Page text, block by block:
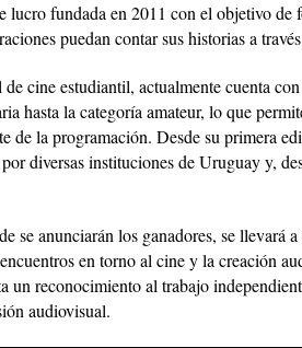
lucro fundada en 2011 con el objetivo
puedan contar sus historias a
cine estudiantil, actualmente cuenta
hasta la categoría amateur, lo que
de la programación. Desde su primera
diversas instituciones de Uruguay y,
se anunciarán los ganadores, se llevará
en torno al cine y la creación
un reconocimiento al trabajo
audiovisual.